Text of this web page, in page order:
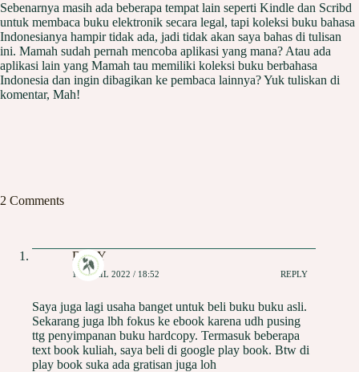
Sebenarnya masih ada beberapa tempat lain seperti Kindle dan Scribd
untuk membaca buku elektronik secara legal, tapi koleksi buku bahasa
Indonesianya hampir tidak ada, jadi tidak akan saya bahas di tulisan
ini. Mamah sudah pernah mencoba aplikasi yang mana? Atau ada
aplikasi lain yang Mamah tau memiliki koleksi buku berbahasa
Indonesia dan ingin dibagikan ke pembaca lainnya? Yuk tuliskan di
komentar, Mah!
2 Comments
Dini Y
13 APRIL 2022 / 18:52 REPLY
Saya juga lagi usaha banget untuk beli buku buku asli.
Sekarang juga lbh fokus ke ebook karena udh pusing
ttg penyimpanan buku hardcopy. Termasuk beberapa
text book kuliah, saya beli di google play book. Btw di
play book suka ada gratisan juga loh